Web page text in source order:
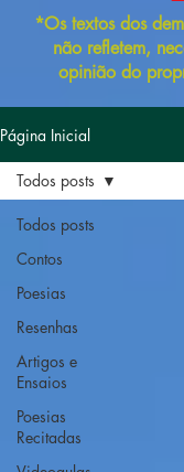
*Os textos dos
não refletem,
opinião do
Página Inicial
Todos posts
Contos
Poesias
Resenhas
Artigos e
Ensaios
Poesias
Recitadas
Todos posts